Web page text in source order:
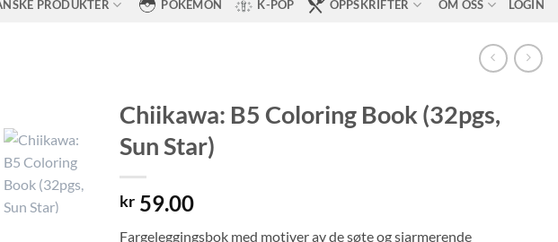
PRODUKTER POKÉMON K-POP OPPSKRIFTER OM OSS LOGIN
Legg til i
ønskeliste
Chiikawa: B5 Coloring Book (32pgs,
Sun Star)
kr59.00
Fargeleggingsbok med motiver av de søte og sjarmerende